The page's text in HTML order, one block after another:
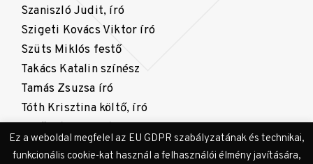
Szaniszló Judit, író
Szigeti Kovács Viktor író
Szüts Miklós festő
Takács Katalin színész
Tamás Zsuzsa író
Tóth Krisztina költő, író
Vojnich Erzsébet festő
Ez a weboldal megfelel az EU GDPR szabályzatának és technikai,
funkcionális cookie-kat használ a felhasználói élmény javítására,